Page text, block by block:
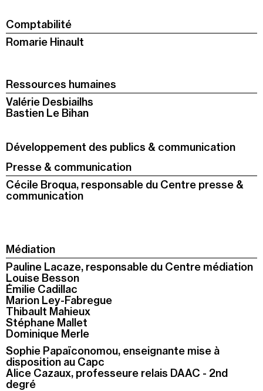
Comptabilité
Romarie Hinault
Ressources humaines
Valérie Desbiailhs
Bastien Le Bihan
Développement des publics & communication
Presse & communication
Cécile Broqua, responsable du Centre presse &
communication
Médiation
Pauline Lacaze, responsable du Centre médiation
Louise Besson
Émilie Cadillac
Marion Ley-Fabregue
Thibault Mahieux
Stéphane Mallet
Dominique Merle
Sophie Papaïconomou, enseignante mise à
disposition au Capc
Alice Cazaux, professeure relais DAAC - 2nd
degré